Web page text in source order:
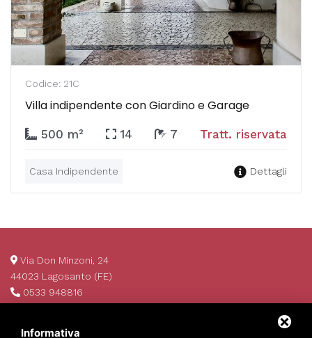
Codice: 21C
Villa indipendente con Giardino e Garage
500 m² 14 7 Tratt. riservata
Casa Indipendente Dettagli
Via Don Minzoni, 24
44023 Lagosanto (FE)
0533 948816
Informativa